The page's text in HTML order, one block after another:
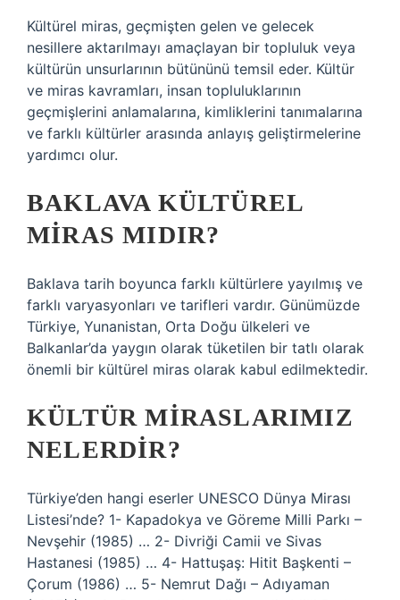
Kültürel miras, geçmişten gelen ve gelecek
nesillere aktarılmayı amaçlayan bir topluluk veya
kültürün unsurlarının bütününü temsil eder. Kültür
ve miras kavramları, insan topluluklarının
geçmişlerini anlamalarına, kimliklerini tanımalarına
ve farklı kültürler arasında anlayış geliştirmelerine
yardımcı olur.
BAKLAVA KÜLTÜREL
MIRAS MIDIR?
Baklava tarih boyunca farklı kültürlere yayılmış ve
farklı varyasyonları ve tarifleri vardır. Günümüzde
Türkiye, Yunanistan, Orta Doğu ülkeleri ve
Balkanlar’da yaygın olarak tüketilen bir tatlı olarak
önemli bir kültürel miras olarak kabul edilmektedir.
KÜLTÜR MIRASLARIMIZ
NELERDIR?
Türkiye’den hangi eserler UNESCO Dünya Mirası
Listesi’nde? 1- Kapadokya ve Göreme Milli Parkı –
Nevşehir (1985) … 2- Divriği Camii ve Sivas
Hastanesi (1985) … 4- Hattuşaş: Hitit Başkenti –
Çorum (1986) … 5- Nemrut Dağı – Adıyaman